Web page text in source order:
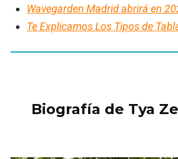
Wavegarden Madrid abrirá en
Te Explicamos Los Tipos de
Biografía de Tya